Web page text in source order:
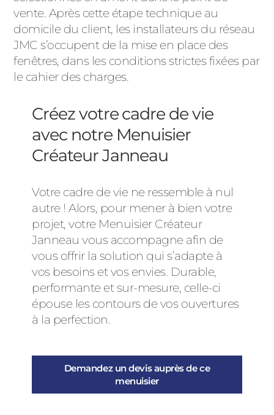
vente. Après cette étape technique au
domicile du client, les installateurs du réseau
JMC s’occupent de la mise en place des
fenêtres, dans les conditions strictes fixées par
le cahier des charges.
Créez votre cadre de vie
avec notre Menuisier
Créateur Janneau
Votre cadre de vie ne ressemble à nul
autre ! Alors, pour mener à bien votre
projet, votre Menuisier Créateur
Janneau vous accompagne afin de
vous offrir la solution qui s’adapte à
vos besoins et vos envies. Durable,
performante et sur-mesure, celle-ci
épouse les contours de vos ouvertures
à la perfection.
Demandez un devis auprès de ce
menuisier